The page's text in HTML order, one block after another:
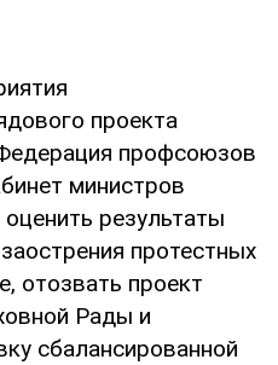
проекта
профсоюзов
министров
результаты
протестных
отозвать проект
Рады и
сбалансированной